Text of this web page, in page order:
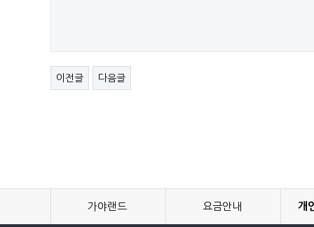
이전글 다음글
가야랜드 요금안내 개